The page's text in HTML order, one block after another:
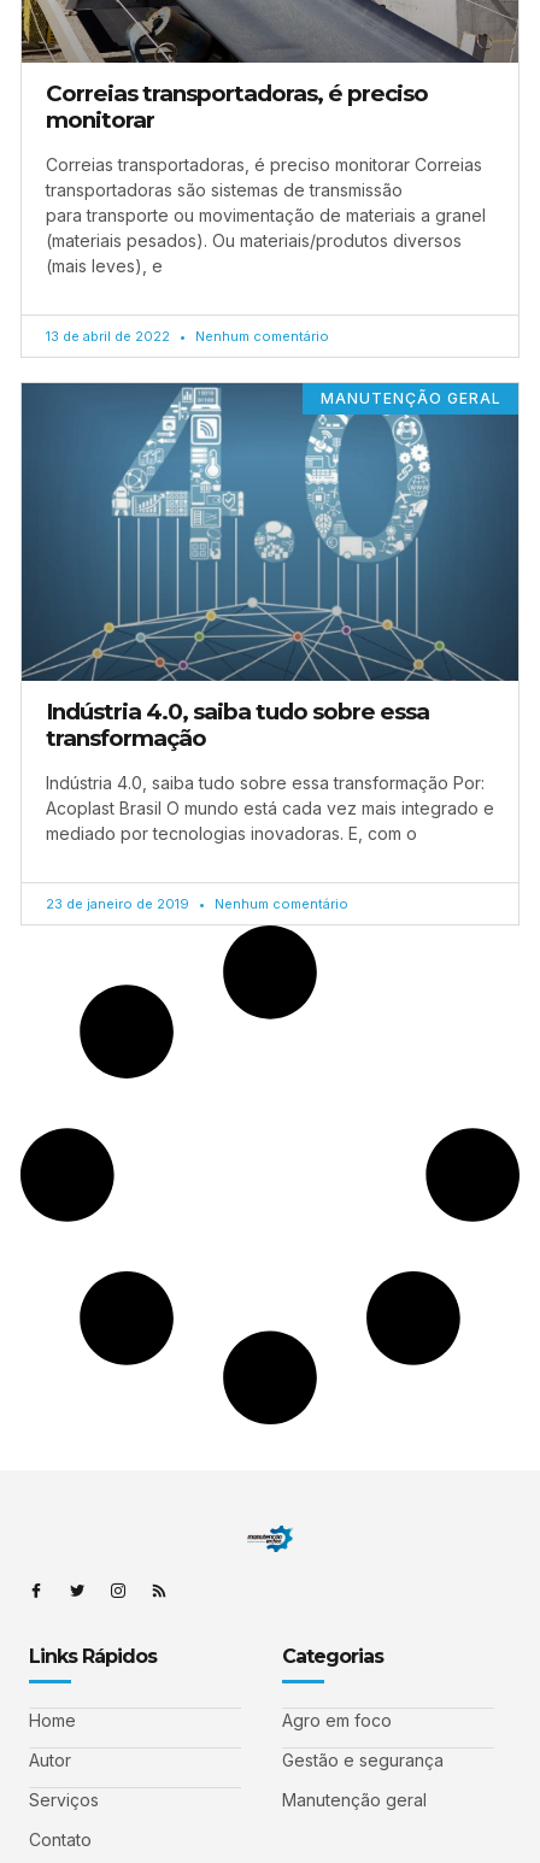
Correias transportadoras, é preciso
monitorar
Correias transportadoras, é preciso monitorar Correias
transportadoras são sistemas de transmissão
para transporte ou movimentação de materiais a granel
(materiais pesados). Ou materiais/produtos diversos
(mais leves), e
13 de abril de 2022 Nenhum comentário
MANUTENÇÃO GERAL
Indústria 4.0, saiba tudo sobre essa
transformação
Indústria 4.0, saiba tudo sobre essa transformação Por:
Acoplast Brasil O mundo está cada vez mais integrado e
mediado por tecnologias inovadoras. E, com o
23 de janeiro de 2019 Nenhum comentário
Links Rápidos
Home
Autor
Serviços
Contato
Categorias
Agro em foco
Gestão e segurança
Manutenção geral